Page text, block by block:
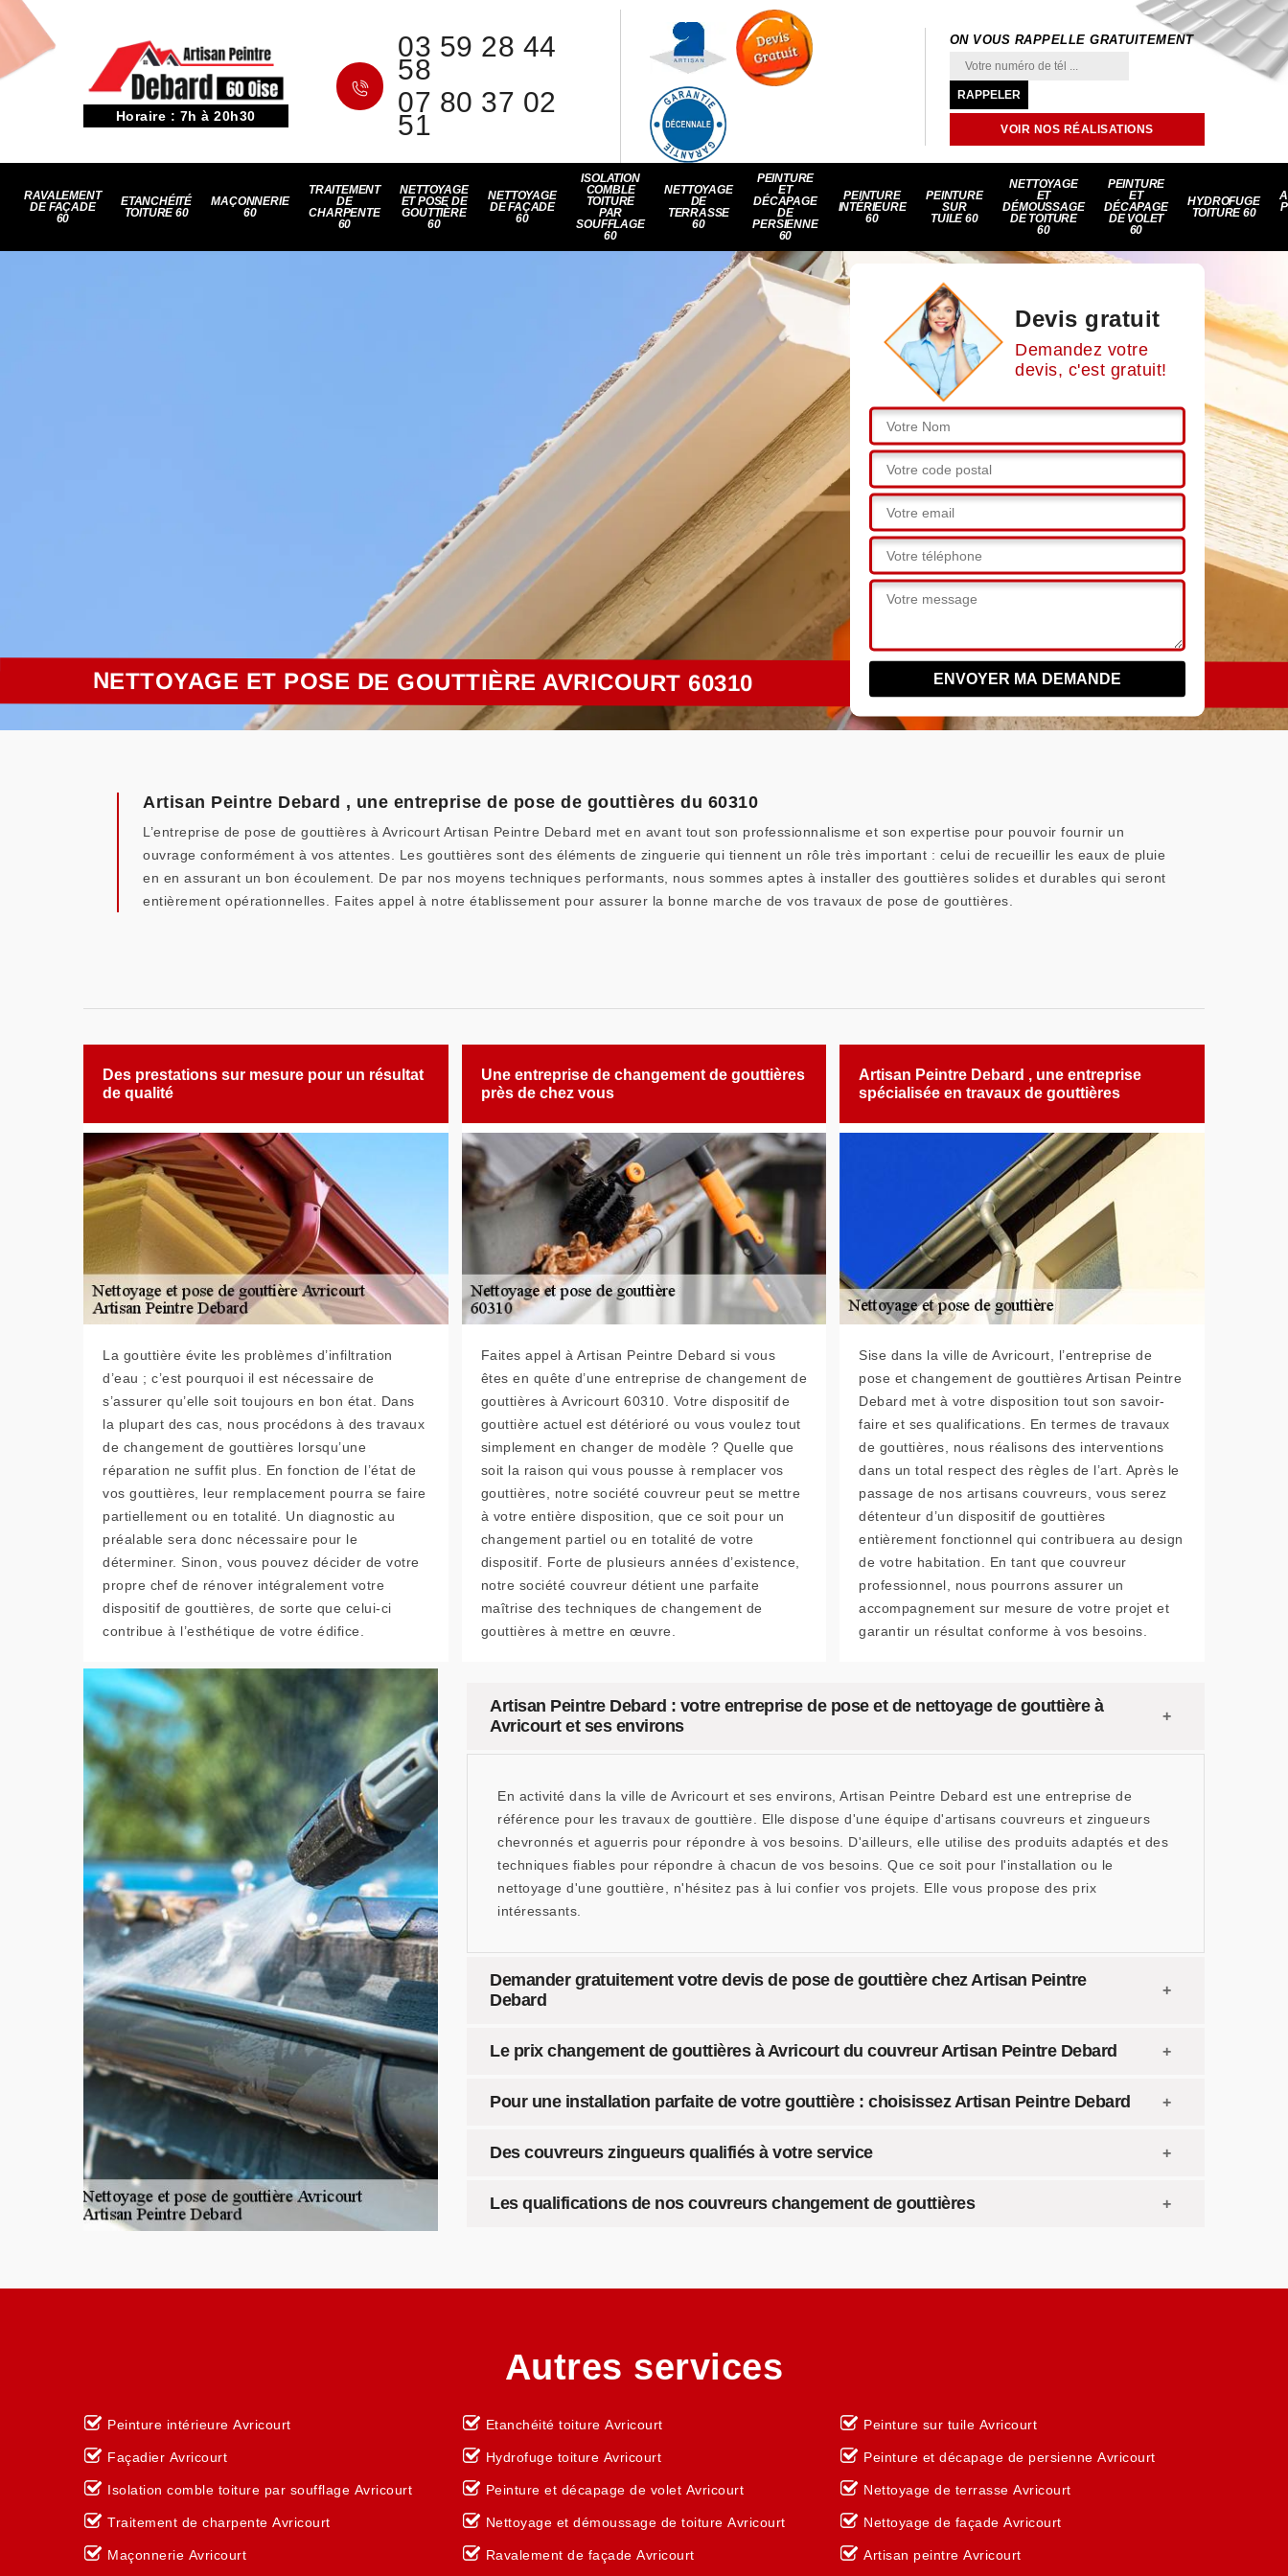
Horaire : 7h à 20h30
03 59 28 44
58
07 80 37 02
51
ON VOUS RAPPELLE GRATUITEMENT
VOIR NOS RÉALISATIONS
RAVALEMENT
DE FAÇADE
60
ETANCHÉITÉ
TOITURE 60
MAÇONNERIE
60
TRAITEMENT
DE
CHARPENTE
60
NETTOYAGE
ET POSE DE
GOUTTIÈRE
60
NETTOYAGE
DE FAÇADE
60
ISOLATION
COMBLE
TOITURE
PAR
SOUFFLAGE
60
NETTOYAGE
DE
TERRASSE
60
PEINTURE
ET
DÉCAPAGE
DE
PERSIENNE
60
PEINTURE
INTÉRIEURE
60
PEINTURE
SUR
TUILE 60
NETTOYAGE
ET
DÉMOUSSAGE
DE TOITURE
60
PEINTURE
ET
DÉCAPAGE
DE VOLET
60
HYDROFUGE
TOITURE 60
Devis gratuit
Demandez votre
devis, c'est gratuit!
NETTOYAGE ET POSE DE GOUTTIÈRE AVRICOURT 60310
Artisan Peintre Debard , une entreprise de pose de gouttières du 60310
L’entreprise de pose de gouttières à Avricourt Artisan Peintre Debard met en avant tout son professionnalisme et son expertise pour pouvoir fournir un
ouvrage conformément à vos attentes. Les gouttières sont des éléments de zinguerie qui tiennent un rôle très important : celui de recueillir les eaux de pluie
en en assurant un bon écoulement. De par nos moyens techniques performants, nous sommes aptes à installer des gouttières solides et durables qui seront
entièrement opérationnelles. Faites appel à notre établissement pour assurer la bonne marche de vos travaux de pose de gouttières.
Des prestations sur mesure pour un résultat
de qualité
La gouttière évite les problèmes d’infiltration
d’eau ; c’est pourquoi il est nécessaire de
s’assurer qu’elle soit toujours en bon état. Dans
la plupart des cas, nous procédons à des travaux
de changement de gouttières lorsqu’une
réparation ne suffit plus. En fonction de l’état de
vos gouttières, leur remplacement pourra se faire
partiellement ou en totalité. Un diagnostic au
préalable sera donc nécessaire pour le
déterminer. Sinon, vous pouvez décider de votre
propre chef de rénover intégralement votre
dispositif de gouttières, de sorte que celui-ci
contribue à l’esthétique de votre édifice.
Une entreprise de changement de gouttières
près de chez vous
Faites appel à Artisan Peintre Debard si vous
êtes en quête d’une entreprise de changement de
gouttières à Avricourt 60310. Votre dispositif de
gouttière actuel est détérioré ou vous voulez tout
simplement en changer de modèle ? Quelle que
soit la raison qui vous pousse à remplacer vos
gouttières, notre société couvreur peut se mettre
à votre entière disposition, que ce soit pour un
changement partiel ou en totalité de votre
dispositif. Forte de plusieurs années d’existence,
notre société couvreur détient une parfaite
maîtrise des techniques de changement de
gouttières à mettre en œuvre.
Artisan Peintre Debard , une entreprise
spécialisée en travaux de gouttières
Sise dans la ville de Avricourt, l’entreprise de
pose et changement de gouttières Artisan Peintre
Debard met à votre disposition tout son savoir-
faire et ses qualifications. En termes de travaux
de gouttières, nous réalisons des interventions
dans un total respect des règles de l’art. Après le
passage de nos artisans couvreurs, vous serez
détenteur d’un dispositif de gouttières
entièrement fonctionnel qui contribuera au design
de votre habitation. En tant que couvreur
professionnel, nous pourrons assurer un
accompagnement sur mesure de votre projet et
garantir un résultat conforme à vos besoins.
Artisan Peintre Debard : votre entreprise de pose et de nettoyage de gouttière à
Avricourt et ses environs
En activité dans la ville de Avricourt et ses environs, Artisan Peintre Debard est une entreprise de
référence pour les travaux de gouttière. Elle dispose d'une équipe d'artisans couvreurs et zingueurs
chevronnés et aguerris pour répondre à vos besoins. D'ailleurs, elle utilise des produits adaptés et des
techniques fiables pour répondre à chacun de vos besoins. Que ce soit pour l'installation ou le
nettoyage d'une gouttière, n'hésitez pas à lui confier vos projets. Elle vous propose des prix
intéressants.
Demander gratuitement votre devis de pose de gouttière chez Artisan Peintre
Debard
Le prix changement de gouttières à Avricourt du couvreur Artisan Peintre Debard
Pour une installation parfaite de votre gouttière : choisissez Artisan Peintre Debard
Des couvreurs zingueurs qualifiés à votre service
Les qualifications de nos couvreurs changement de gouttières
Autres services
Peinture intérieure Avricourt
Façadier Avricourt
Isolation comble toiture par soufflage Avricourt
Traitement de charpente Avricourt
Maçonnerie Avricourt
Etanchéité toiture Avricourt
Hydrofuge toiture Avricourt
Peinture et décapage de volet Avricourt
Nettoyage et démoussage de toiture Avricourt
Ravalement de façade Avricourt
Peinture sur tuile Avricourt
Peinture et décapage de persienne Avricourt
Nettoyage de terrasse Avricourt
Nettoyage de façade Avricourt
Artisan peintre Avricourt